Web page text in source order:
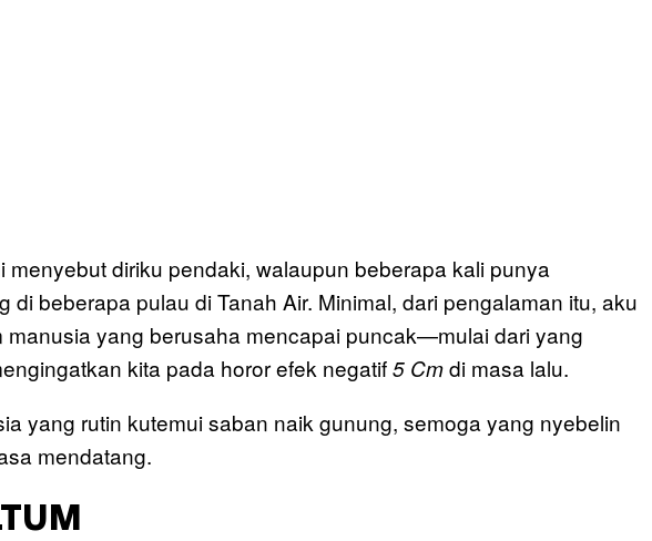
menyebut diriku pendaki, walaupun beberapa kali punya
di beberapa pulau di Tanah Air. Minimal, dari pengalaman itu, aku
manusia yang berusaha mencapai puncak—mulai dari yang
kita pada horor efek negatif5 Cmdi masa lalu.
yang rutin kutemui saban naik gunung, semoga yang nyebelin
mendatang.